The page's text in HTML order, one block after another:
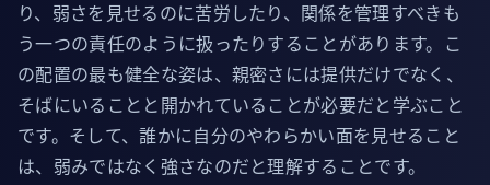
り、弱さを見せるのに苦労したり、関係を管理すべきも
う一つの責任のように扱ったりすることがあります。こ
の配置の最も健全な姿は、親密さには提供だけでなく、
そばにいることと開かれていることが必要だと学ぶこと
です。そして、誰かに自分のやわらかい面を見せること
は、弱みではなく強さなのだと理解することです。